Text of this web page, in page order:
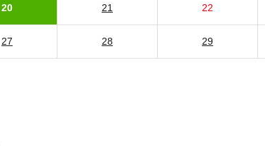
20 21 22
27 28 29